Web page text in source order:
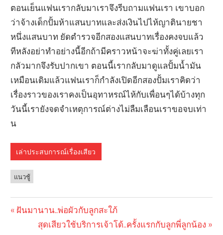
ตอนเย็นแฟนเรากลับมาเราจึงรีบถามแฟนเรา เขาบอก
ว่าจ้างเด็กปั้มห้าแสนบาทและส่งเงินไปไห้ญาตินายชา
หนึ่งแสนบาท ยัดตำรวจอีกสองแสนบาทเรื่องคงจบแล้ว
ทีหลังอย่าทำอย่างนี้อีกถ้ามีคราวหน้าจะฆ่าทั้งคู่เลยเรา
กลัวมากจึงรับปากเขา ตอนนี้เรากลับมาดูแลปั้มน้ำมัน
เหมือนเดิมแล้วแฟนเราก็กำลังเปิดอีกสองปั้มเราคิดว่า
เรื่องราวของเราคงเป็นอุทาหรณ์ไห้กับเพื่อนๆได้บ้างทุก
วันนี้เรายังจดจำเหตุการณ์ต่างไม่ลืมเลือนเราขอจบเท่า
น
เล่าประสบการณ์เรื่องเสียว
แนวชู้
Previous
ฝันมานาน..พ่อผัวกับลูกสะใภ้
Next
สุดเสียวใช้บริการเจ้าโด้..ครั้งแรกกับลูกพี่ลูกน้อง